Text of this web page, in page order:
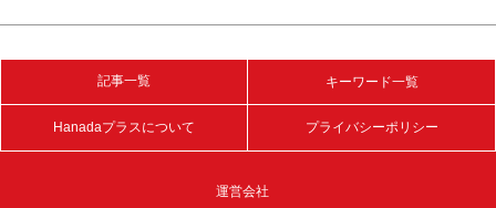
記事一覧 キーワード一覧
Hanadaプラスについて プライバシーポリシー
運営会社